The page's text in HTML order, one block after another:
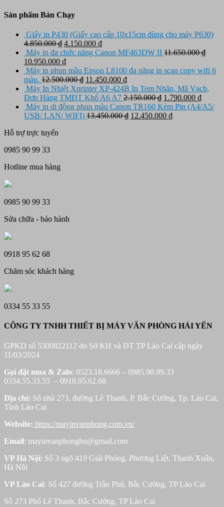
Sản phẩm Bán Chạy
Giấy in P430 (Giấy cao cấp 10x15cm dùng cho máy P630)
4.850.000₫ Giá
gốc
là:
4.850.000 ₫.
4.150.000 ₫Giá
hiện
là:
4.150.000 ₫.
Máy in đa chức năng Canon MF463DW II 11.650.000₫
Giá
gốc
là:
11.650.000 ₫.
10.950.000 ₫Giá
hiện
tại
là:
10.950.000 ₫.
Máy in phun mầu Epson L8100 đa năng in scan copy wifi 6
màu. 12.500.000₫ Giá
gốc
là:
12.500.000 ₫.
11.450.000 ₫Giá
hiện
tại
là:
11.450.000 ₫.
Máy In Nhiệt Xprinter XP-424B In Tem Nhãn, Mã Vạch,
Đơn Hàng TMĐT Khổ A6 A7 2.150.000₫ Giá
gốc
là:
1.790.000 ₫Giá
hiện
Máy in di động phun màu Canon TR160 Kèm Pin (A4/A5/
USB/ LAN/ WIFI) 13.450.000₫ Giá
12.450.000 ₫Giá
Hỗ trợ trực tuyến
0985 90 99 33
Hotline mua hàng
0985 90 99 33
Sửa chữa - bảo hành
0918 95 62 68
Chăm sóc khách hàng
0334 55 33 55
CÔNG TY TNHH THIẾT BỊ MÁY VĂN PHÒNG HẢI YẾN
GPKD số 5300822112 do Sở KH và ĐT TP Lào Cai cấp ngày
11/03/2024
Gọi đặt mua & Zalo: 0523.18.6666 – 0985.90.99.33
0334.55.33.55 – 0918.95.62.68
Địa chỉ: Số nhà 273, đường Lê Thanh, P. Bắc Cường, Tp. Lào Cai,
Tỉnh Lào Cai
Website: https://mayinvanphong.com.vn/
Email: mayinvanphonghn@gmail.com
VP Hà Nội: Số 3 ngõ 419 Giải Phóng, Phương Liệt, Thanh Xuân,
Hà Nôi
VP Lào Cai: Số 427 đường Trần Phú, Bắc Cường, TP Lào Cai
Số 273 Phố Lê Thanh, Bắc Cường, TP Lào Cai